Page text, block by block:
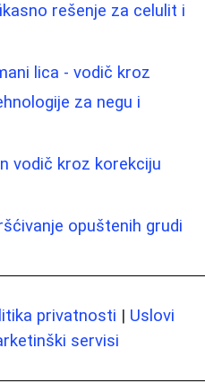
rešenje za celulit i
lica - vodič kroz
za negu i
vodič kroz korekciju
opuštenih grudi
privatnosti | Uslovi
servisi